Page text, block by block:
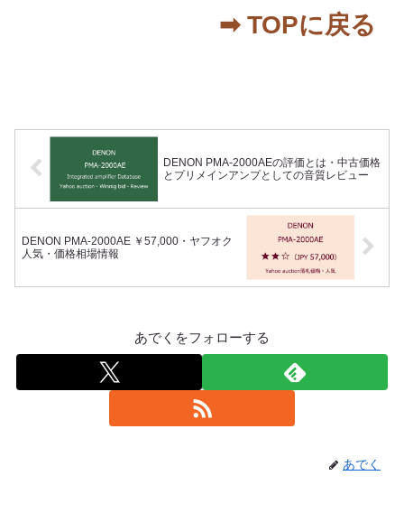
➡︎ TOPに戻る
DENON PMA-2000AEの評価とは・中古価格
とプリメインアンプとしての音質レビュー
DENON PMA-2000AE ￥57,000・ヤフオク
人気・価格相場情報
あでくをフォローする
あでく